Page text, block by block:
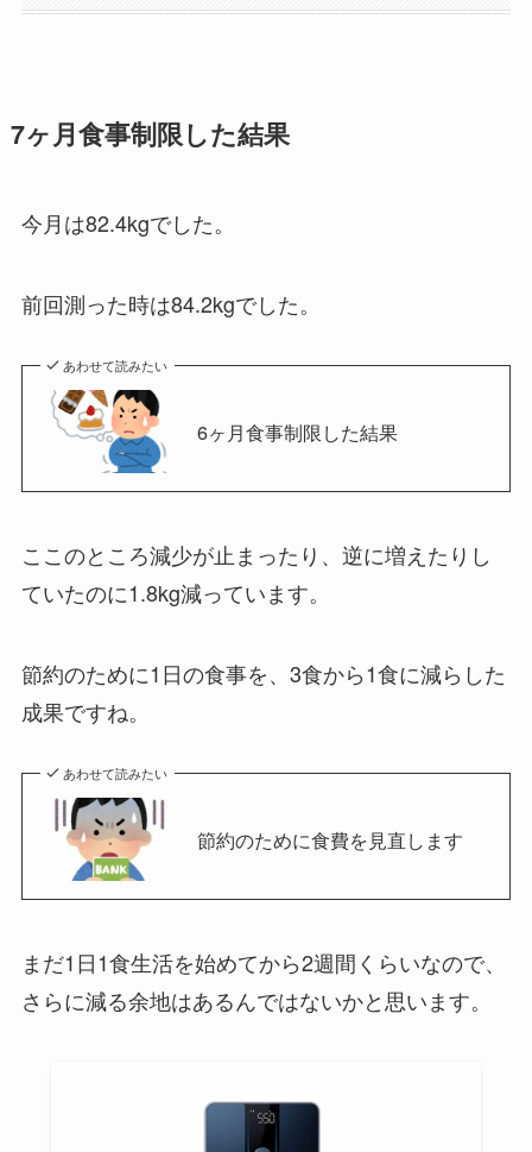
7ヶ月食事制限した結果
今月は82.4kgでした。
前回測った時は84.2kgでした。
あわせて読みたい
6ヶ月食事制限した結果
ここのところ減少が止まったり、逆に増えたりし
ていたのに1.8kg減っています。
節約のために1日の食事を、3食から1食に減らした
成果ですね。
あわせて読みたい
節約のために食費を見直します
まだ1日1食生活を始めてから2週間くらいなので、
さらに減る余地はあるんではないかと思います。